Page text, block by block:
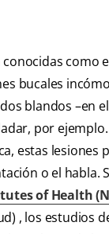
conocidas como
bucales
blandos –en
por
estas lesiones
o el habla.
of Health
, los estudios